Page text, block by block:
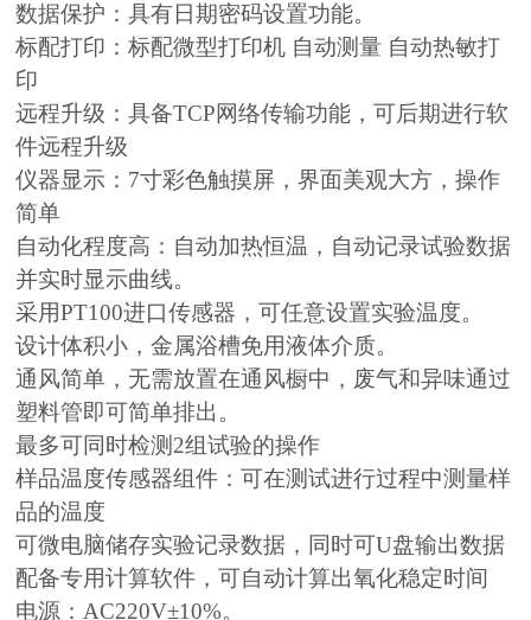
数据保护：具有日期密码设置功能。
标配打印：标配微型打印机 自动测量 自动热敏打
印
远程升级：具备TCP网络传输功能，可后期进行软
件远程升级
仪器显示：7寸彩色触摸屏，界面美观大方，操作
简单
自动化程度高：自动加热恒温，自动记录试验数据
并实时显示曲线。
采用PT100进口传感器，可任意设置实验温度。
设计体积小，金属浴槽免用液体介质。
通风简单，无需放置在通风橱中，废气和异味通过
塑料管即可简单排出。
最多可同时检测2组试验的操作
样品温度传感器组件：可在测试进行过程中测量样
品的温度
可微电脑储存实验记录数据，同时可U盘输出数据
配备专用计算软件，可自动计算出氧化稳定时间
电源：AC220V±10%。